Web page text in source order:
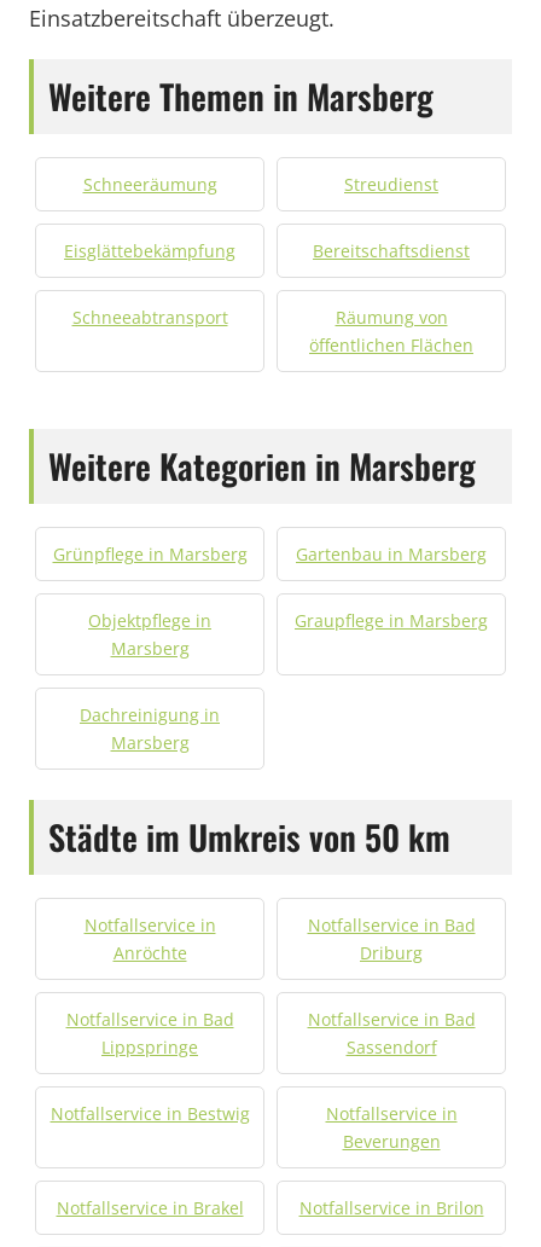
Einsatzbereitschaft überzeugt.
Weitere Themen in Marsberg
Schneeräumung Streudienst
Eisglättebekämpfung Bereitschaftsdienst
Schneeabtransport
Räumung von
öffentlichen Flächen
Weitere Kategorien in Marsberg
Grünpflege in Marsberg Gartenbau in Marsberg
Objektpflege in
Marsberg
Graupflege in Marsberg
Dachreinigung in
Marsberg
Städte im Umkreis von 50 km
Notfallservice in
Anröchte
Notfallservice in Bad
Driburg
Notfallservice in Bad
Lippspringe
Notfallservice in Bad
Sassendorf
Notfallservice in Bestwig
Notfallservice in
Beverungen
Notfallservice in Brakel Notfallservice in Brilon